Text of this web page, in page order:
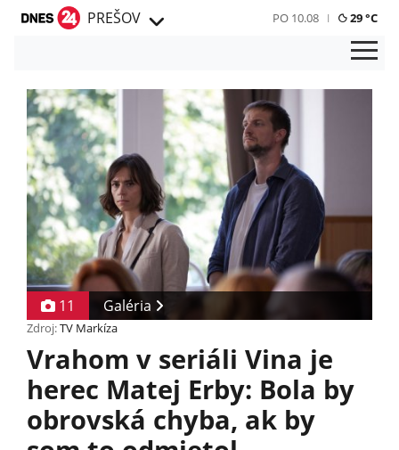
PREŠOV PO 10.08 29 °C
11 Galéria
Zdroj:TV Markíza
Vrahom v seriáli Vina je
herec Matej Erby: Bola by
obrovská chyba, ak by